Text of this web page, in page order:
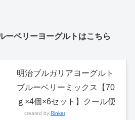
ーベリーヨーグルトはこちら
明治ブルガリアヨーグルト
ブルーベリーミックス【70
ｇ×4個×6セット】クール便
created by Rinker